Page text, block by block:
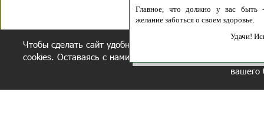
Главное, что должно у вас быть -
желание заботься о своем здоровье.
Удачи!
Чтобы сделать сайт удобнее, осуществляется обработка
cookies. Оставаясь с нами, вы соглашаетесь с нашей
вашего